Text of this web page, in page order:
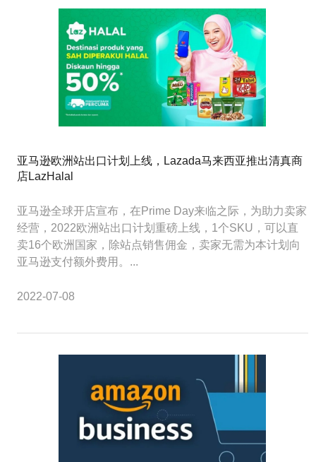
亚马逊欧洲站出口计划上线，Lazada马来西亚推出清真商
店LazHalal
亚马逊全球开店宣布，在Prime Day来临之际，为助力卖家
经营，2022欧洲站出口计划重磅上线，1个SKU，可以直
卖16个欧洲国家，除站点销售佣金，卖家无需为本计划向
亚马逊支付额外费用。...
2022-07-08